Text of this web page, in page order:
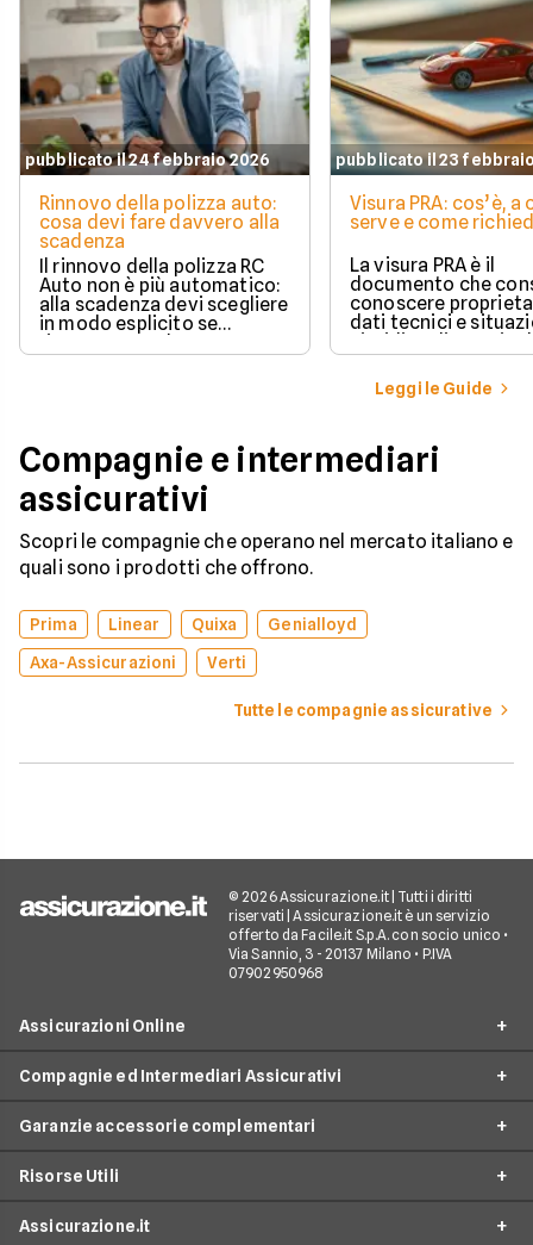
pubblicato il 24 febbraio 2026
Rinnovo della polizza auto:
cosa devi fare davvero alla
scadenza
Il rinnovo della polizza RC
Auto non è più automatico:
alla scadenza devi scegliere
in modo esplicito se
compagnia o stipulare un
pubblicato il 23
Visura PRA: cos’è, a
serve e come
La visura PRA è il
documento che
conoscere
dati tecnici e
iscritto al Pubblico
Automobilistico.
Leggi le Guide
Compagnie e intermediari
assicurativi
Scopri le compagnie che operano nel mercato italiano e
quali sono i prodotti che offrono.
Prima Linear Quixa
Genialloyd
Axa-Assicurazioni
Verti
Tutte le compagnie assicurative
© 2026 Assicurazione.it | Tutti i diritti
riservati | Assicurazione.it è un servizio
offerto da Facile.it S.p.A. con socio unico •
Via Sannio, 3 - 20137 Milano • P.IVA
07902950968
Assicurazioni Online
RC Auto
RC Moto
Assicurazione Ciclomotore
Compagnie ed Intermediari Assicurativi
Allianz Direct
Prima.it
Garanzie accessorie complementari
Infortuni conducente
Risorse Utili
Assicurazione.it